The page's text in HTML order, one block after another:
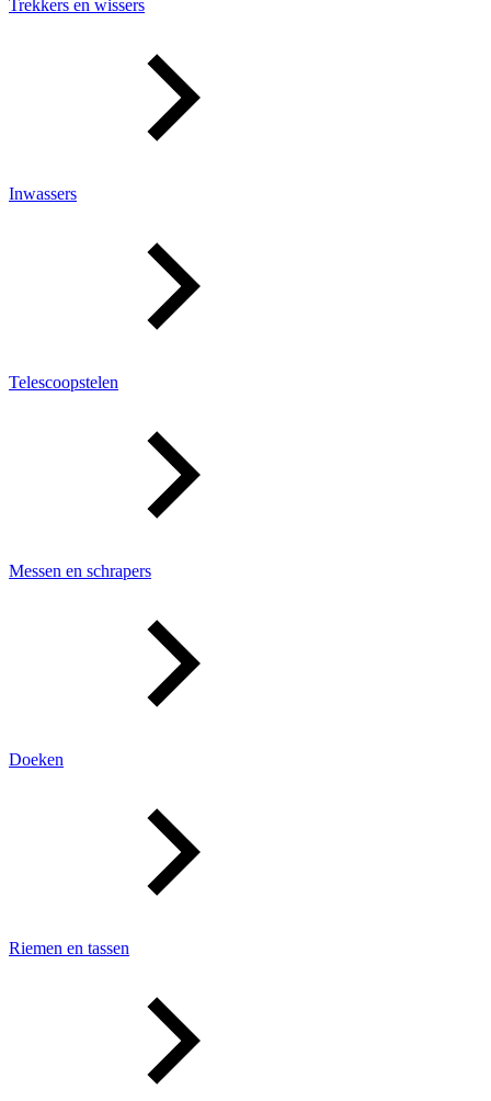
Trekkers en wissers
Inwassers
Telescoopstelen
Messen en schrapers
Doeken
Riemen en tassen